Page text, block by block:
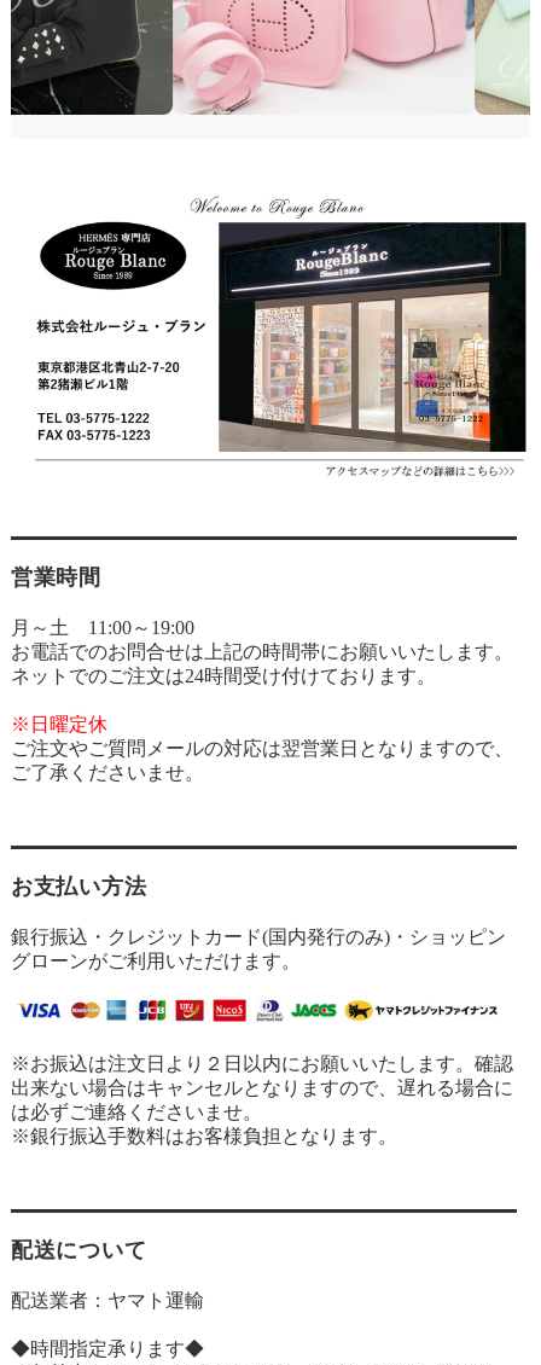
営業時間
月～土 11:00～19:00
お電話でのお問合せは上記の時間帯にお願いいたします。
ネットでのご注文は24時間受け付けております。
※日曜定休
ご注文やご質問メールの対応は翌営業日となりますので、
ご了承くださいませ。
お支払い方法
銀行振込・クレジットカード(国内発行のみ)・ショッピン
グローンがご利用いただけます。
※お振込は注文日より２日以内にお願いいたします。確認
出来ない場合はキャンセルとなりますので、遅れる場合に
は必ずご連絡くださいませ。
※銀行振込手数料はお客様負担となります。
配送について
配送業者：ヤマト運輸
◆時間指定承ります◆